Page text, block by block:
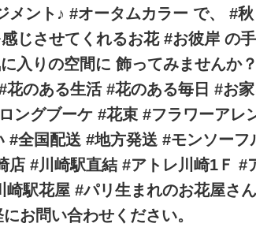
メント♪ #オータムカラー で、 #
じさせてくれるお花 #お彼岸 の
入りの空間に 飾ってみませんか
のある生活 #花のある毎日 #お
ングブーケ #花束 #フラワーアレ
#全国配送 #地方発送 #モンソーフ
#川崎駅直結 #アトレ川崎1Ｆ #
駅花屋 #パリ生まれのお花屋さん
お問い合わせください。